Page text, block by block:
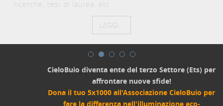
ricerche, tesi di laurea, etc.
LEGGI...
CieloBuio diventa ente del terzo Settore (Ets) per
affrontare nuove sfide!
Dona il tuo 5x1000 all'Associazione CieloBuio per
fare la differenza nell'illuminazione eco-